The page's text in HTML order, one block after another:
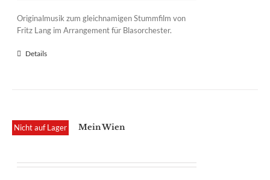
Originalmusik zum gleichnamigen Stummfilm von
Fritz Lang im Arrangement für Blasorchester.
Details
Nicht auf Lager Mein Wien